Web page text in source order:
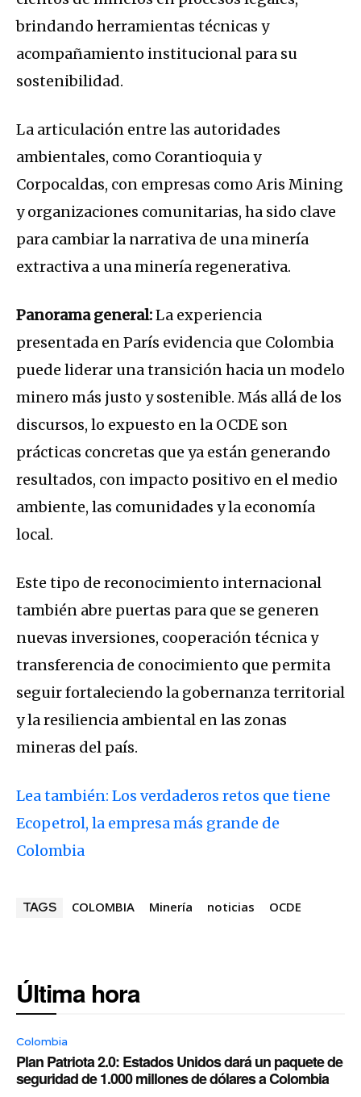
brindando herramientas técnicas y
acompañamiento institucional para su
sostenibilidad.
La articulación entre las autoridades
ambientales, como Corantioquia y
Corpocaldas, con empresas como Aris Mining
y organizaciones comunitarias, ha sido clave
para cambiar la narrativa de una minería
extractiva a una minería regenerativa.
Panorama general:La experiencia
presentada en París evidencia que Colombia
puede liderar una transición hacia un modelo
minero más justo y sostenible. Más allá de los
discursos, lo expuesto en la OCDE son
prácticas concretas que ya están generando
resultados, con impacto positivo en el medio
ambiente, las comunidades y la economía
local.
Este tipo de reconocimiento internacional
también abre puertas para que se generen
nuevas inversiones, cooperación técnica y
transferencia de conocimiento que permita
seguir fortaleciendo la gobernanza territorial
y la resiliencia ambiental en las zonas
mineras del país.
Lea también: Los verdaderos retos que tiene
Ecopetrol, la empresa más grande de
Colombia
TAGS COLOMBIA Minería noticias OCDE
Última hora
Colombia
Plan Patriota 2.0: Estados Unidos dará un paquete de
seguridad de 1.000 millones de dólares a Colombia